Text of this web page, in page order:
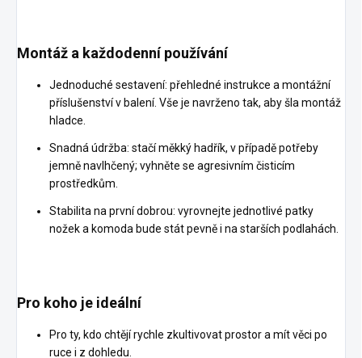
Montáž a každodenní používání
Jednoduché sestavení: přehledné instrukce a montážní
příslušenství v balení. Vše je navrženo tak, aby šla montáž
hladce.
Snadná údržba: stačí měkký hadřík, v případě potřeby
jemně navlhčený; vyhněte se agresivním čisticím
prostředkům.
Stabilita na první dobrou: vyrovnejte jednotlivé patky
nožek a komoda bude stát pevně i na starších podlahách.
Pro koho je ideální
Pro ty, kdo chtějí rychle zkultivovat prostor a mít věci po
ruce i z dohledu.